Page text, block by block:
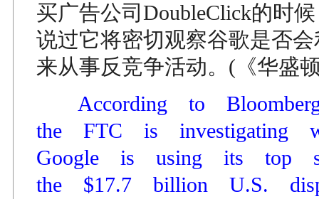
买广告公司DoubleClick的时
说过它将密切观察谷歌是否
来从事反竞争活动。(《华盛
According to
the FTC is investigating
Google is using its
the $17.7 billion U.S.